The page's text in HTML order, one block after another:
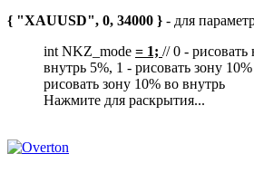
{ "XAUUSD", 0, 34000 } - для
int NKZ_mode = 1; // 0 -
внутрь 5%, 1 - рисовать зону
рисовать зону 10% во внутрь
Нажмите для раскрытия...